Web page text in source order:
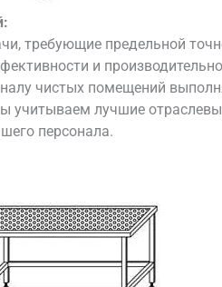
требующие предельной
и
чистых помещений
учитываем лучшие
персонала.